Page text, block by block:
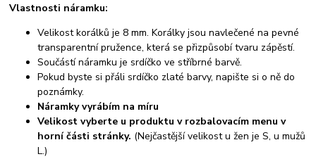
Vlastnosti náramku:
Velikost korálků je 8 mm. Korálky jsou navlečené na pevné
transparentní pružence, která se přizpůsobí tvaru zápěstí.
Součástí náramku je srdíčko ve stříbrné barvě.
Pokud byste si přáli srdíčko zlaté barvy, napište si o ně do
poznámky.
Náramky vyrábím na míru
Velikost vyberte u produktu v rozbalovacím menu v
horní části stránky. (Nejčastější velikost u žen je S, u mužů
L.)